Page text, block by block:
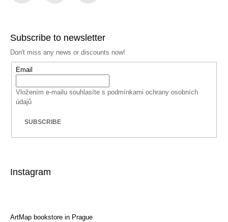
Subscribe to newsletter
Don't miss any news or discounts now!
Email
Vložením e-mailu souhlasíte s podmínkami ochrany osobních
údajů
SUBSCRIBE
Instagram
ArtMap bookstore in Prague